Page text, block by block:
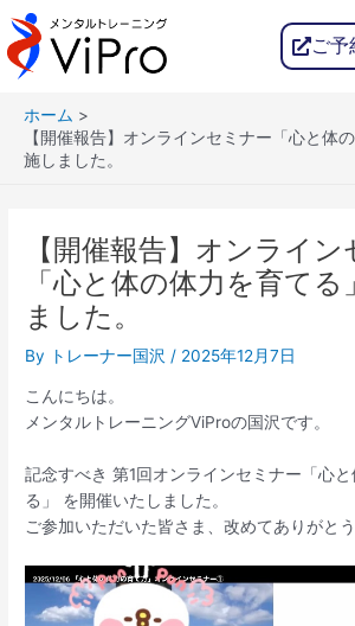
容
を
ご予
ホーム
【開催報告】オンラインセミナー「心と体
施しました。
【開催報告】オンライ
「心と体の体力を育てる
ました。
By トレーナー国沢 / 2025年12月7日
こんにちは。
メンタルトレーニングViProの国沢です。
記念すべき 第1回オンラインセミナー「心
る」 を開催いたしました。
ご参加いただいた皆さま、改めてありがとう
Post
navigation